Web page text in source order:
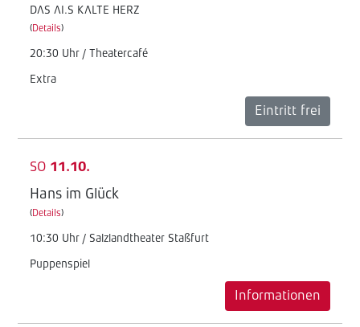
DAS AI.S KALTE HERZ
(Details)
20:30 Uhr / Theatercafé
Extra
Eintritt frei
SO 11.10.
Hans im Glück
(Details)
10:30 Uhr / Salzlandtheater Staßfurt
Puppenspiel
Informationen